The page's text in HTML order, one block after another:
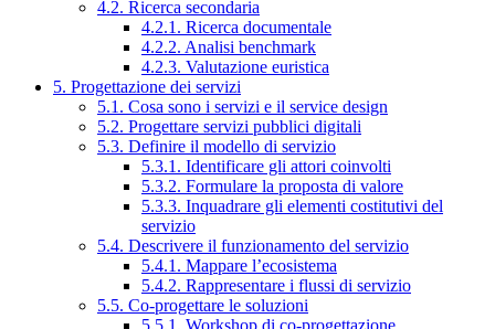
4.2. Ricerca secondaria
4.2.1. Ricerca documentale
4.2.2. Analisi benchmark
4.2.3. Valutazione euristica
5. Progettazione dei servizi
5.1. Cosa sono i servizi e il service design
5.2. Progettare servizi pubblici digitali
5.3. Definire il modello di servizio
5.3.1. Identificare gli attori coinvolti
5.3.2. Formulare la proposta di valore
5.3.3. Inquadrare gli elementi costitutivi del
servizio
5.4. Descrivere il funzionamento del servizio
5.4.1. Mappare l’ecosistema
5.4.2. Rappresentare i flussi di servizio
5.5. Co-progettare le soluzioni
5.5.1. Workshop di co-progettazione